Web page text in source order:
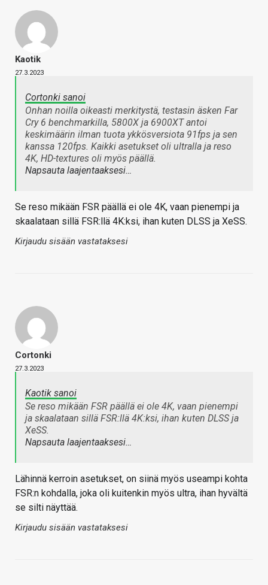
Kaotik
27.3.2023
Cortonki sanoi
Onhan noilla oikeasti merkitystä, testasin äsken Far
Cry 6 benchmarkilla, 5800X ja 6900XT antoi
keskimäärin ilman tuota ykkösversiota 91fps ja sen
kanssa 120fps. Kaikki asetukset oli ultralla ja reso
4K, HD-textures oli myös päällä.
Napsauta laajentaaksesi…
Se reso mikään FSR päällä ei ole 4K, vaan pienempi ja
skaalataan sillä FSR:llä 4K:ksi, ihan kuten DLSS ja XeSS.
Kirjaudu sisään vastataksesi
Cortonki
27.3.2023
Kaotik sanoi
Se reso mikään FSR päällä ei ole 4K, vaan pienempi
ja skaalataan sillä FSR:llä 4K:ksi, ihan kuten DLSS ja
XeSS.
Napsauta laajentaaksesi…
Lähinnä kerroin asetukset, on siinä myös useampi kohta
FSR:n kohdalla, joka oli kuitenkin myös ultra, ihan hyvältä
se silti näyttää.
Kirjaudu sisään vastataksesi